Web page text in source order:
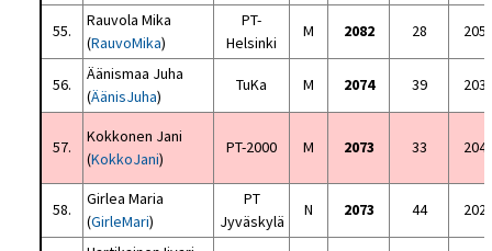
55.
Rauvola Mika
(RauvoMika)
PT-
Helsinki
M 2082 28
56.
Äänismaa Juha
(ÄänisJuha)
TuKa M 2074 39
57.
Kokkonen Jani
(KokkoJani)
PT-2000 M 2073 33
58.
Girlea Maria
(GirleMari)
PT
Jyväskylä
N 2073 44